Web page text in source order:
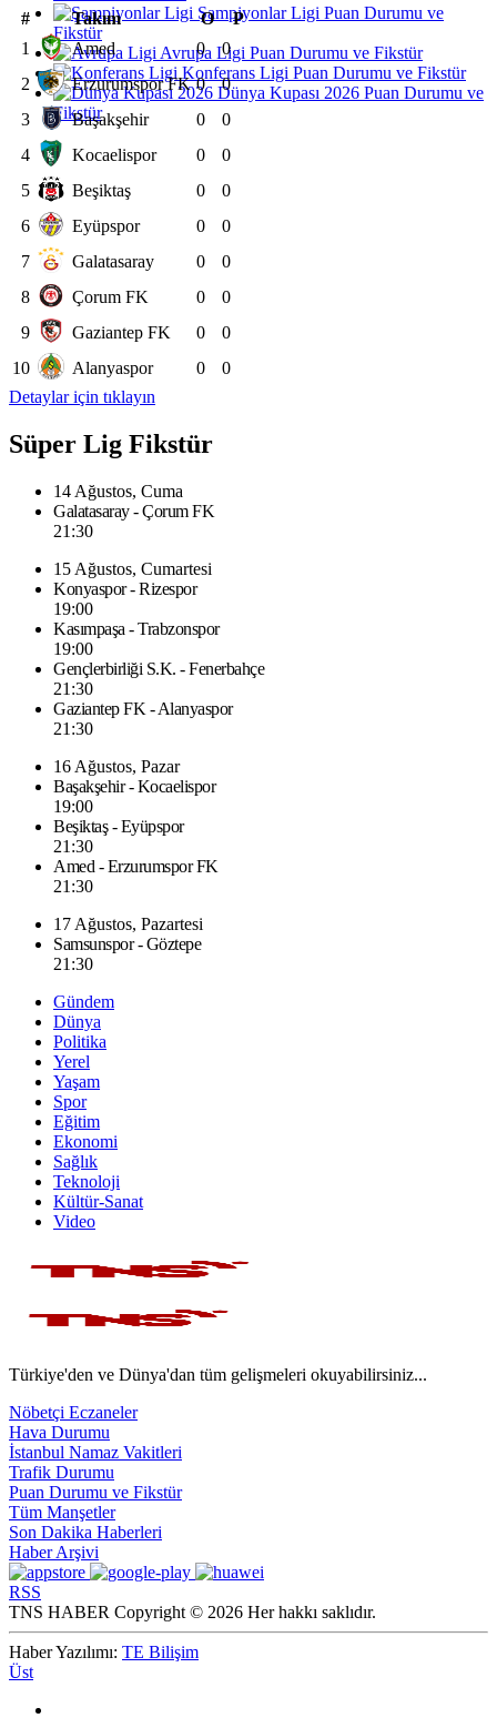
Şampiyonlar Ligi Puan Durumu ve
Fikstür
Avrupa Ligi Puan Durumu ve Fikstür
Konferans Ligi Puan Durumu ve Fikstür
Dünya Kupası 2026 Puan Durumu ve
Fikstür
# Takım O
P
1
Amed 0
0
2
Erzurumspor FK 0
0
3
Başakşehir 0
0
4
Kocaelispor 0
0
5
Beşiktaş 0
0
6
Eyüpspor 0
0
7
Galatasaray 0
0
8
Çorum FK 0
0
9
Gaziantep FK 0
0
10
Alanyaspor 0
0
Detaylar için tıklayın
Süper Lig Fikstür
14 Ağustos, Cuma
Galatasaray - Çorum FK
21:30
15 Ağustos, Cumartesi
Konyaspor - Rizespor
19:00
Kasımpaşa - Trabzonspor
19:00
Gençlerbirliği S.K. - Fenerbahçe
21:30
Gaziantep FK - Alanyaspor
21:30
16 Ağustos, Pazar
Başakşehir - Kocaelispor
19:00
Beşiktaş - Eyüpspor
21:30
Amed - Erzurumspor FK
21:30
17 Ağustos, Pazartesi
Samsunspor - Göztepe
21:30
Gündem
Dünya
Politika
Yerel
Yaşam
Spor
Eğitim
Ekonomi
Sağlık
Teknoloji
Kültür-Sanat
Video
Türkiye'den ve Dünya'dan tüm gelişmeleri okuyabilirsiniz...
Nöbetçi Eczaneler
Hava Durumu
İstanbul Namaz Vakitleri
Trafik Durumu
Puan Durumu ve Fikstür
Tüm Manşetler
Son Dakika Haberleri
Haber Arşivi
RSS
TNS HABER Copyright © 2026 Her hakkı saklıdır.
Haber Yazılımı: TE Bilişim
Üst